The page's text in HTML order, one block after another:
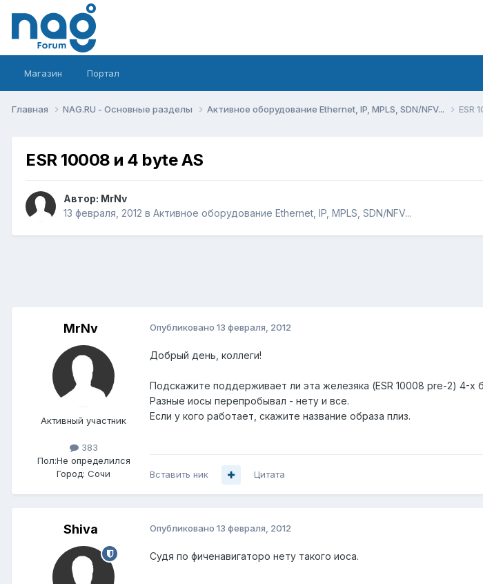
Магазин Портал
Главная NAG.RU - Основные разделы Активное оборудование Ethernet, IP, MPLS, SDN/NFV... ESR
ESR 10008 и 4 byte AS
Автор: MrNv
13 февраля, 2012 в Активное оборудование Ethernet, IP, MPLS, SDN/NFV...
MrNv
Активный участник
383
Пол:Не определился
Город: Сочи
Опубликовано 13 февраля, 2012
Добрый день, коллеги!
Подскажите поддерживает ли эта железяка (ESR 10008 pre-2) 4-х
Разные иосы перепробывал - нету и все.
Если у кого работает, скажите название образа плиз.
Вставить ник Цитата
Shiva Опубликовано 13 февраля, 2012
Судя по фиченавигаторо нету такого иоса.